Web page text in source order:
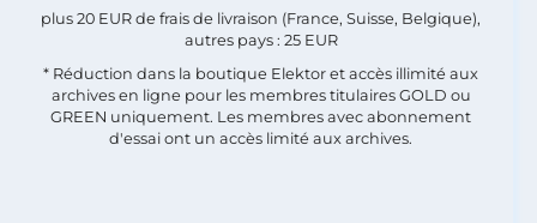
plus 20 EUR de frais de livraison (France, Suisse, Belgique),
autres pays : 25 EUR
* Réduction dans la boutique Elektor et accès illimité aux
archives en ligne pour les membres titulaires GOLD ou
GREEN uniquement. Les membres avec abonnement
d'essai ont un accès limité aux archives.